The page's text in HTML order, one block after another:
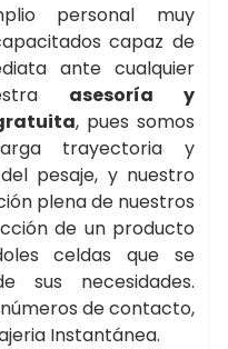
personal muy
capaz de
ante cualquier
asesoría y
, pues somos
trayectoria y
pesaje, y nuestro
plena de nuestros
de un producto
celdas que se
sus necesidades.
de contacto,
Instantánea.